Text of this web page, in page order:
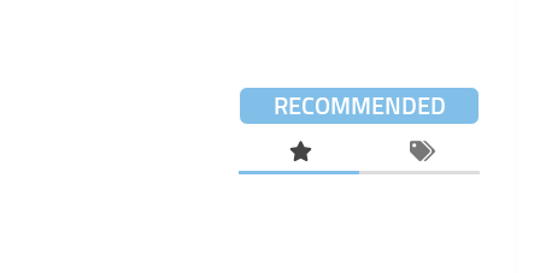
RECOMMENDED